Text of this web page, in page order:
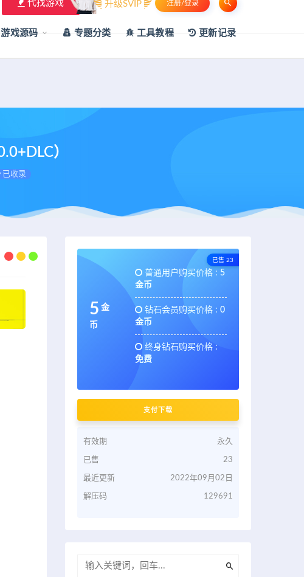
热门标签 资源专题 资源存档
代找游戏 升级SVIP 注册/登录
游戏源码 专题分类 工具教程 更新记录
）
已收录
已售 23
5 金
币
普通用户购买价格 : 5
金币
钻石会员购买价格 : 0
金币
终身钻石购买价格 :
免费
支付下载
有效期 永久
已售 23
最近更新 2022年09月02日
解压码 129691